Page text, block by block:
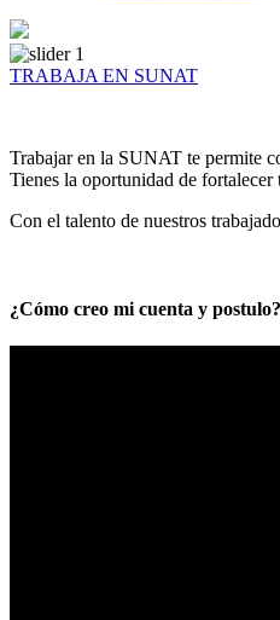
TRABAJA EN SUNAT
Trabajar en la SUNAT te permite
Tienes la oportunidad de
Con el talento de nuestros
¿Cómo creo mi cuenta y postulo?